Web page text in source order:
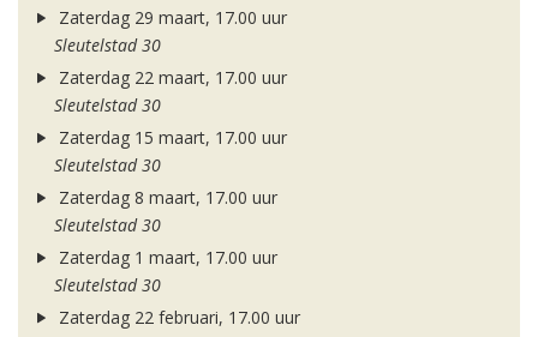
Zaterdag 29 maart, 17.00 uur
Sleutelstad 30
Zaterdag 22 maart, 17.00 uur
Sleutelstad 30
Zaterdag 15 maart, 17.00 uur
Sleutelstad 30
Zaterdag 8 maart, 17.00 uur
Sleutelstad 30
Zaterdag 1 maart, 17.00 uur
Sleutelstad 30
Zaterdag 22 februari, 17.00 uur